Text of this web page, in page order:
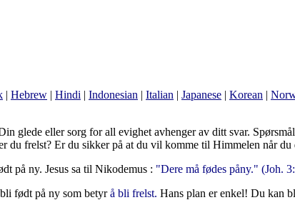
| Hebrew | Hindi | Indonesian | Italian | Japanese | Korean |
glede eller sorg for all evighet avhenger av ditt svar.
du frelst? Er du sikker på at du vil komme til Himmelen når du
på ny. Jesus sa til Nikodemus : "Dere må fødes påny." (Joh.
født på ny som betyrå bli frelst. Hans plan er enkel! Du kan